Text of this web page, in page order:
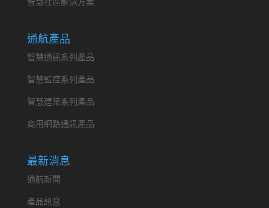
通航產品
智慧通訊系列產品
智慧監控系列產品
智慧建築系列產品
商用網路通訊產品
最新消息
通航新聞
產品訊息